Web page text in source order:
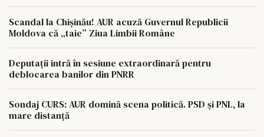
Scandal la Chișinău! AUR acuză Guvernul Republicii
Moldova că „taie” Ziua Limbii Române
Deputații intră în sesiune extraordinară pentru
deblocarea banilor din PNRR
Sondaj CURS: AUR domină scena politică. PSD și PNL, la
mare distanță